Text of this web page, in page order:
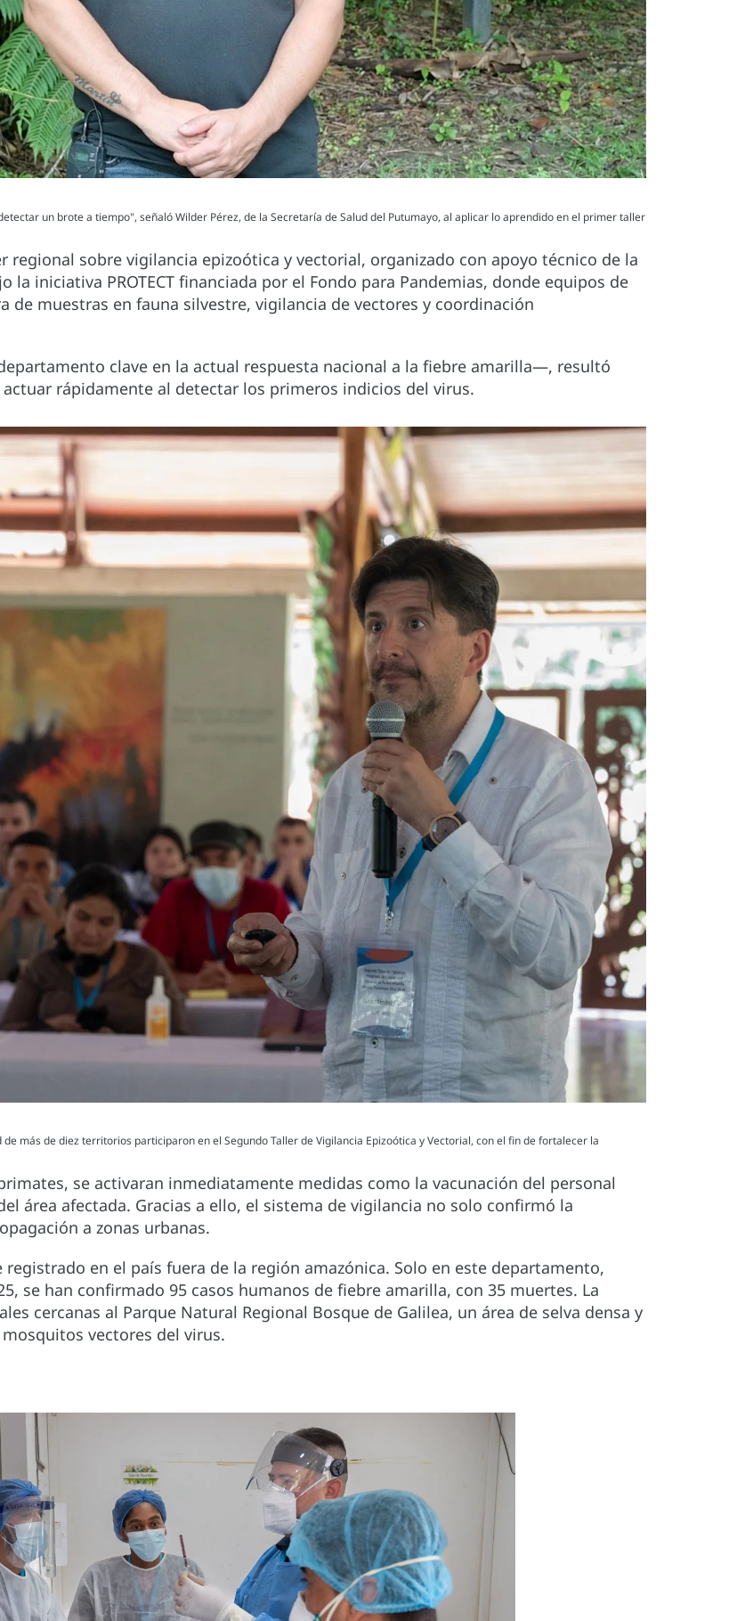
un brote a tiempo", señaló Wilder Pérez, de la Secretaría de Salud del Putumayo, al aplicar lo aprendido en el primer taller
sobre vigilancia epizoótica y vectorial, organizado con apoyo técnico de la
la iniciativa PROTECT financiada por el Fondo para Pandemias, donde equipos de
de muestras en fauna silvestre, vigilancia de vectores y coordinación
clave en la actual respuesta nacional a la fiebre amarilla—, resultó
rápidamente al detectar los primeros indicios del virus.
más de diez territorios participaron en el Segundo Taller de Vigilancia Epizoótica y Vectorial, con el fin de fortalecer la
se activaran inmediatamente medidas como la vacunación del personal
área afectada. Gracias a ello, el sistema de vigilancia no solo confirmó la
a zonas urbanas.
en el país fuera de la región amazónica. Solo en este departamento,
se han confirmado 95 casos humanos de fiebre amarilla, con 35 muertes. La
cercanas al Parque Natural Regional Bosque de Galilea, un área de selva densa y
vectores del virus.